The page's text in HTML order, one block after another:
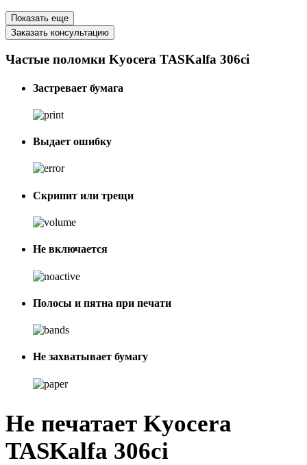
Показать еще
Заказать консультацию
Частые поломки Kyocera TASKalfa 306ci
Застревает бумага
Выдает ошибку
Скрипит или трещи
Не включается
Полосы и пятна при печати
Не захватывает бумагу
Не печатает Kyocera
TASKalfa 306ci